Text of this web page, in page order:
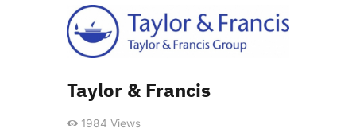
Taylor & Francis
1984 Views